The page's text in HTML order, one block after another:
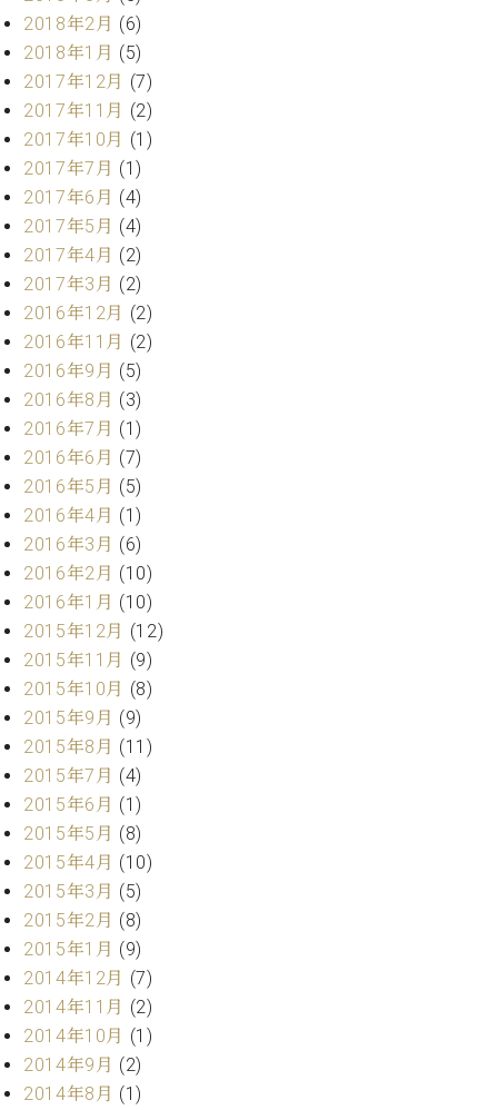
2018年2月 (6)
2018年1月 (5)
2017年12月 (7)
2017年11月 (2)
2017年10月 (1)
2017年7月 (1)
2017年6月 (4)
2017年5月 (4)
2017年4月 (2)
2017年3月 (2)
2016年12月 (2)
2016年11月 (2)
2016年9月 (5)
2016年8月 (3)
2016年7月 (1)
2016年6月 (7)
2016年5月 (5)
2016年4月 (1)
2016年3月 (6)
2016年2月 (10)
2016年1月 (10)
2015年12月 (12)
2015年11月 (9)
2015年10月 (8)
2015年9月 (9)
2015年8月 (11)
2015年7月 (4)
2015年6月 (1)
2015年5月 (8)
2015年4月 (10)
2015年3月 (5)
2015年2月 (8)
2015年1月 (9)
2014年12月 (7)
2014年11月 (2)
2014年10月 (1)
2014年9月 (2)
2014年8月 (1)